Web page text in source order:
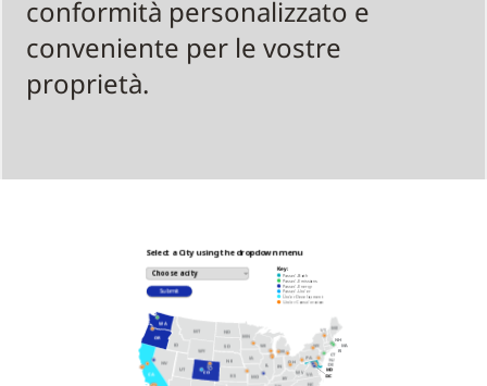
conformità personalizzato e
conveniente per le vostre
proprietà.